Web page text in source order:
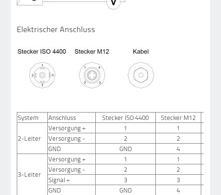
Elektrischer Anschluss
System Anschluss Stecker ISO 4400 Stecker M12
2-Leiter
Versorgung + 1 1
Versorgung -
2 2
GND
GND 4
3-Leiter
Versorgung + 1 1
Versorgung -
2 2
Signal +
3 3
GND
GND 4